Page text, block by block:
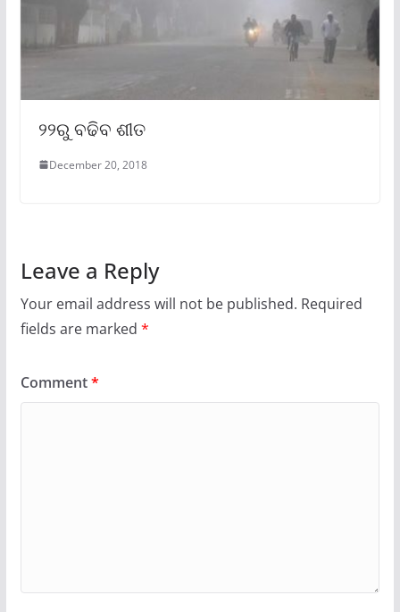
୨୨ରୁ ବଢିବ ଶୀତ
December 20, 2018
Leave a Reply
Your email address will not be published. Required
fields are marked *
Comment*